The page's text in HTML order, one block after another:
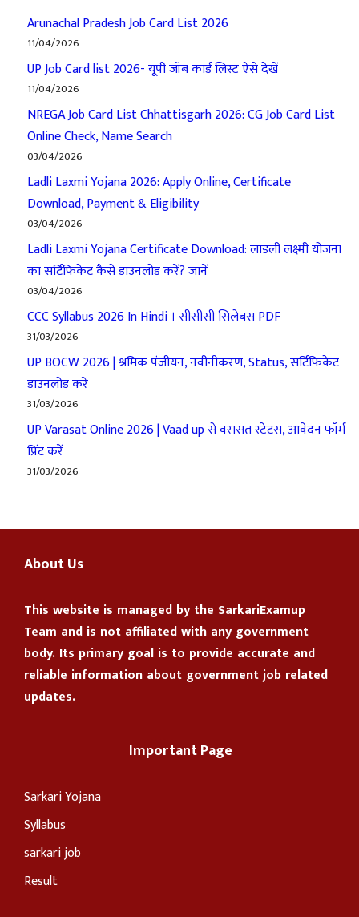
Arunachal Pradesh Job Card List 2026
11/04/2026
UP Job Card list 2026- यूपी जॉब कार्ड लिस्ट ऐसे देखें
11/04/2026
NREGA Job Card List Chhattisgarh 2026: CG Job Card List
Online Check, Name Search
03/04/2026
Ladli Laxmi Yojana 2026: Apply Online, Certificate
Download, Payment & Eligibility
03/04/2026
Ladli Laxmi Yojana Certificate Download: लाडली लक्ष्मी योजना
का सर्टिफिकेट कैसे डाउनलोड करें? जानें
03/04/2026
CCC Syllabus 2026 In Hindi । सीसीसी सिलेबस PDF
31/03/2026
UP BOCW 2026 | श्रमिक पंजीयन, नवीनीकरण, Status, सर्टिफिकेट
डाउनलोड करें
31/03/2026
UP Varasat Online 2026 | Vaad up से वरासत स्टेटस, आवेदन फॉर्म
प्रिंट करें
31/03/2026
About Us
This website is managed by the SarkariExamup
Team and is not affiliated with any government
body. Its primary goal is to provide accurate and
reliable information about government job related
updates.
Important Page
Sarkari Yojana
Syllabus
sarkari job
Result